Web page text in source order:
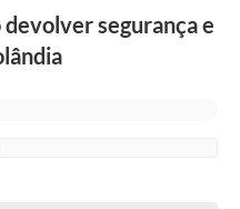
segurança e
l
m